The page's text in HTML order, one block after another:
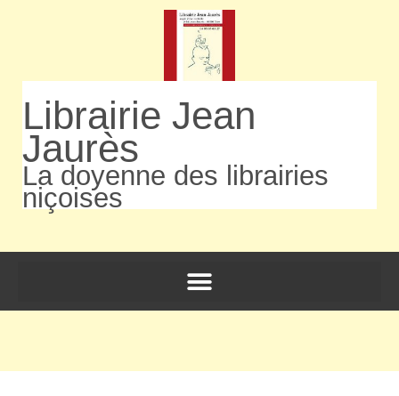
Librairie Jean
Jaurès
La doyenne des librairies
niçoises